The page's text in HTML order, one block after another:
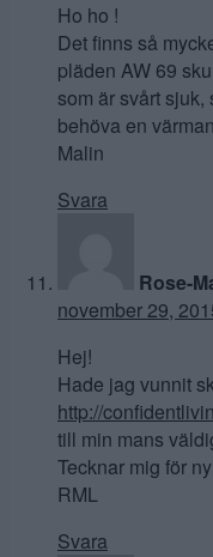
Ho ho !
Det finns så
pläden AW 69
som är svårt
behöva en
Malin
Svara
Rose-
november 29,
Hej!
Hade jag vunnit
http://
till min mans
Tecknar mig för
RML
Svara